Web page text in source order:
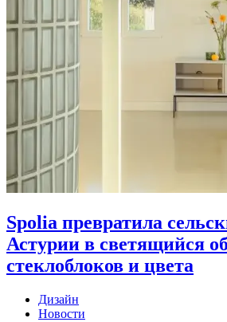
Spolia превратила
Астурии в светящийся
стеклоблоков и цвета
Дизайн
Новости